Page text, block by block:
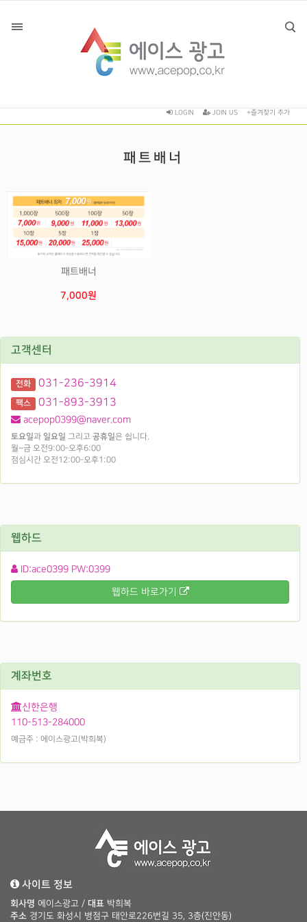
LOGIN JOIN US +즐겨찾기 추가
패트배너
패트배너
7,000원
고객센터
전화 031-236-3914
팩스 031-893-3913
acepop0399@naver.com
토요일과 일요일 그리고 공휴일은 쉽니다.
월~금 오전9:00-오후6:00
점심시간 오전12:00-오후1:00
웹하드
ID:ace0399 PW:0399
웹하드 바로가기
계좌번호
신한은행
110-513-284000
예금주 : 에이스광고(박희복)
사이트 정보
회사명 에이스광고 / 대표 박희복
주소 경기도 화성시 병점구 태안로226번길 35, 3층(진안동)